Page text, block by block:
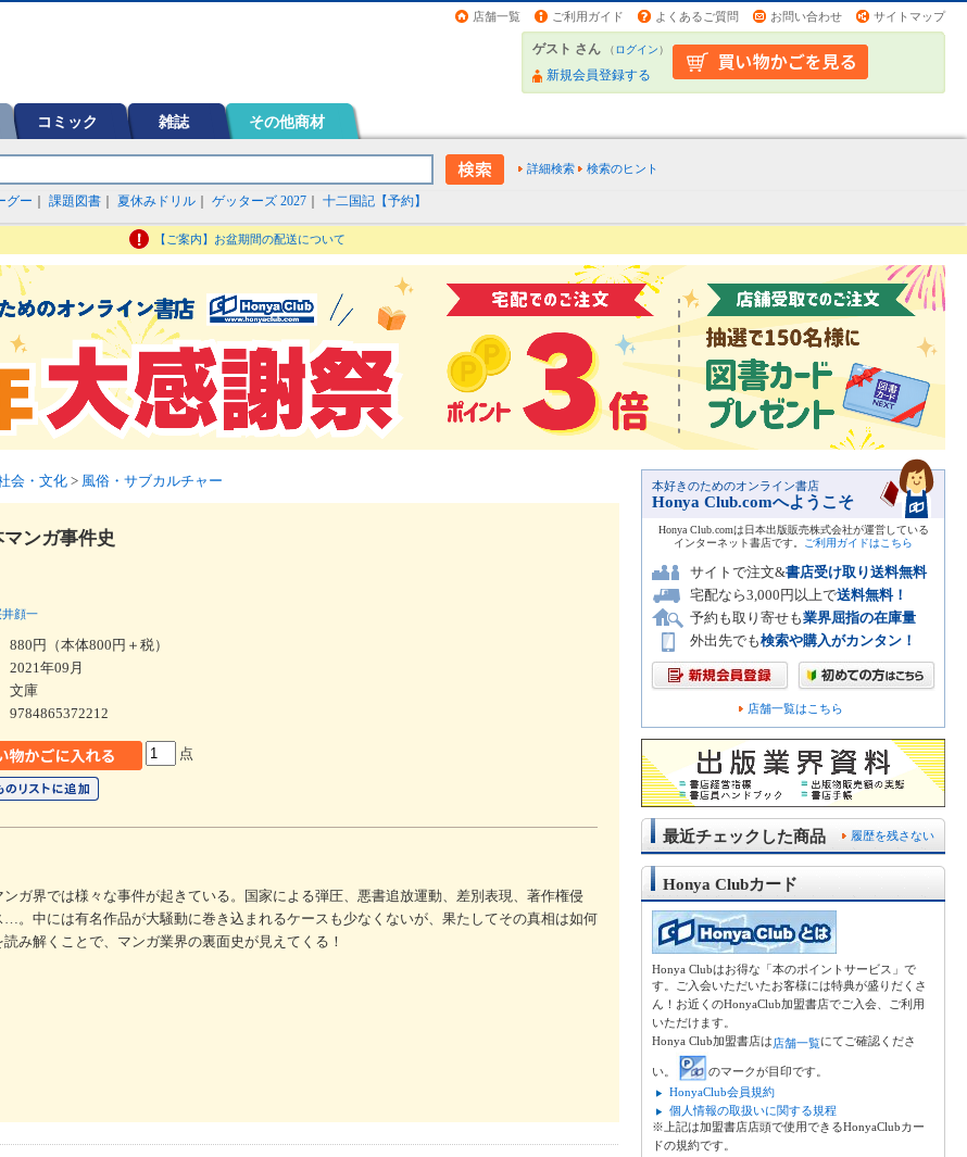
店舗一覧 ご利用ガイド よくあるご質問 お問い合わせ サイトマップ
ゲスト さん （ログイン）
新規会員登録する
コミック 雑誌 その他商材
詳細検索 検索のヒント
グー 課題図書 夏休みドリル ゲッターズ 2027 十二国記【予約】
【ご案内】お盆期間の配送について
会・文化 > 風俗・サブカルチャー
ンガ事件史
井顔一
880円（本体800円＋税）
2021年09月
文庫
9784865372212
点
ガ界では様々な事件が起きている。国家による弾圧、悪書追放運動、差別表現、著作権侵
。中には有名作品が大騒動に巻き込まれるケースも少なくないが、果たしてその真相は如何
み解くことで、マンガ業界の裏面史が見えてくる！
本好きのためのオンライン書店
Honya Club.comへようこそ
Honya Club.comは日本出版販売株式会社が運営している
インターネット書店です。
ご利用ガイドはこちら
サイトで注文&書店受け取り送料無料
宅配なら3,000円以上で送料無料！
予約も取り寄せも業界屈指の在庫量
外出先でも検索や購入がカンタン！
店舗一覧はこちら
履歴を残さない
最近チェックした商品
Honya Clubカード
Honya Clubはお得な「本のポイントサービス」で
す。ご入会いただいたお客様には特典が盛りだくさ
ん！お近くのHonyaClub加盟書店でご入会、ご利用
いただけます。
Honya Club加盟書店は店舗一覧にてご確認くださ
い。
のマークが目印です。
HonyaClub会員規約
個人情報の取扱いに関する規程
※上記は加盟書店店頭で使用できるHonyaClubカー
ドの規約です。